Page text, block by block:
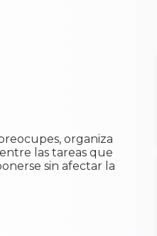
organiza
las tareas que
sin afectar la